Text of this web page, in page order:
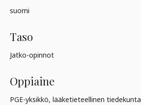
suomi
Taso
Jatko-opinnot
Oppiaine
PGE-yksikkö, lääketieteellinen tiedekunta